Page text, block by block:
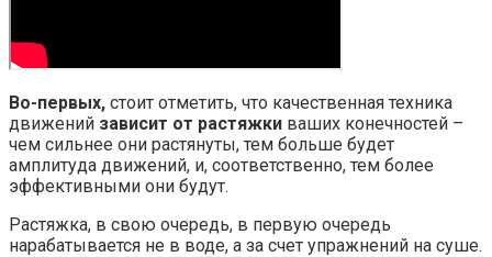
Во-первых, стоит отметить, что качественная техника
движений зависит от растяжки ваших конечностей –
чем сильнее они растянуты, тем больше будет
амплитуда движений, и, соответственно, тем более
эффективными они будут.
Растяжка, в свою очередь, в первую очередь
нарабатывается не в воде, а за счет упражнений на суше.